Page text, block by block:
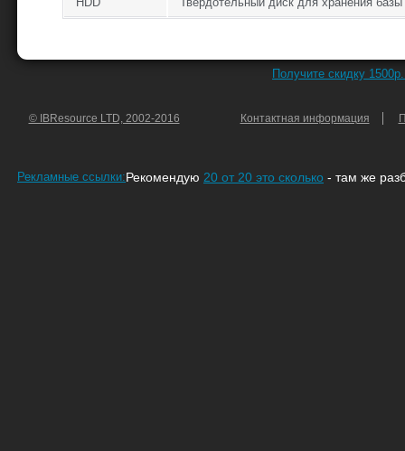
Получите скидку
© IBResource LTD, 2002-2016 Контактная информация
Рекламные ссылки:Рекомендую 20 от 20 это сколько - там же